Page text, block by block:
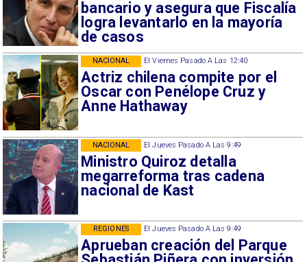
bancario y asegura que Fiscalía
logra levantarlo en la mayoría
de casos
El Viernes Pasado A Las 12:40
Actriz chilena compite por el
Oscar con Penélope Cruz y
Anne Hathaway
NACIONAL
El Jueves Pasado A Las 9:49
Ministro Quiroz detalla
megarreforma tras cadena
nacional de Kast
NACIONAL
El Jueves Pasado A Las 9:49
Aprueban creación del Parque
REGIONES